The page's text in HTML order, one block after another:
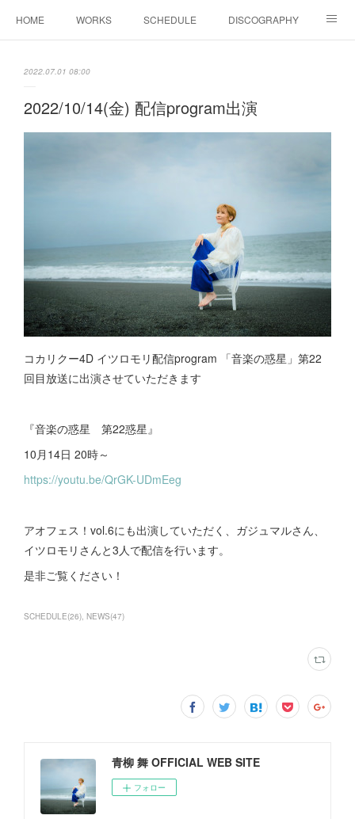
HOME WORKS SCHEDULE DISCOGRAPHY
2022.07.01 08:00
2022/10/14(金) 配信program出演
コカリクー4D イツロモリ配信program 「音楽の惑星」第22
回目放送に出演させていただきます
『音楽の惑星 第22惑星』
10月14日 20時～
https://youtu.be/QrGK-UDmEeg
アオフェス！vol.6にも出演していただく、ガジュマルさん、
イツロモリさんと3人で配信を行います。
是非ご覧ください！
SCHEDULE(26) NEWS(47)
青柳 舞 OFFICIAL WEB SITE
フォロー